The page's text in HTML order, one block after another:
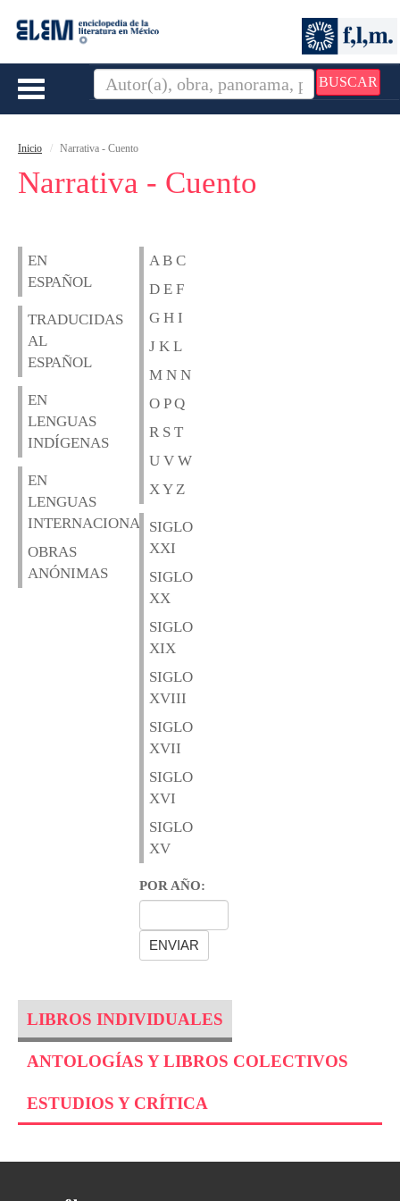
BUSCAR
Toggle
Inicio Narrativa - Cuento
Narrativa - Cuento
EN
ESPAÑOL
TRADUCIDAS
AL
ESPAÑOL
EN
LENGUAS
INDÍGENAS
EN
LENGUAS
INTERNACIONALES
OBRAS
ANÓNIMAS
A B C
D E F
G H I
J K L
M N N
O P Q
R S T
U V W
X Y Z
SIGLO
XXI
SIGLO
XX
SIGLO
XIX
SIGLO
XVIII
SIGLO
XVII
SIGLO
XVI
SIGLO
XV
POR AÑO:
LIBROS INDIVIDUALES
ANTOLOGÍAS Y LIBROS COLECTIVOS
ESTUDIOS Y CRÍTICA